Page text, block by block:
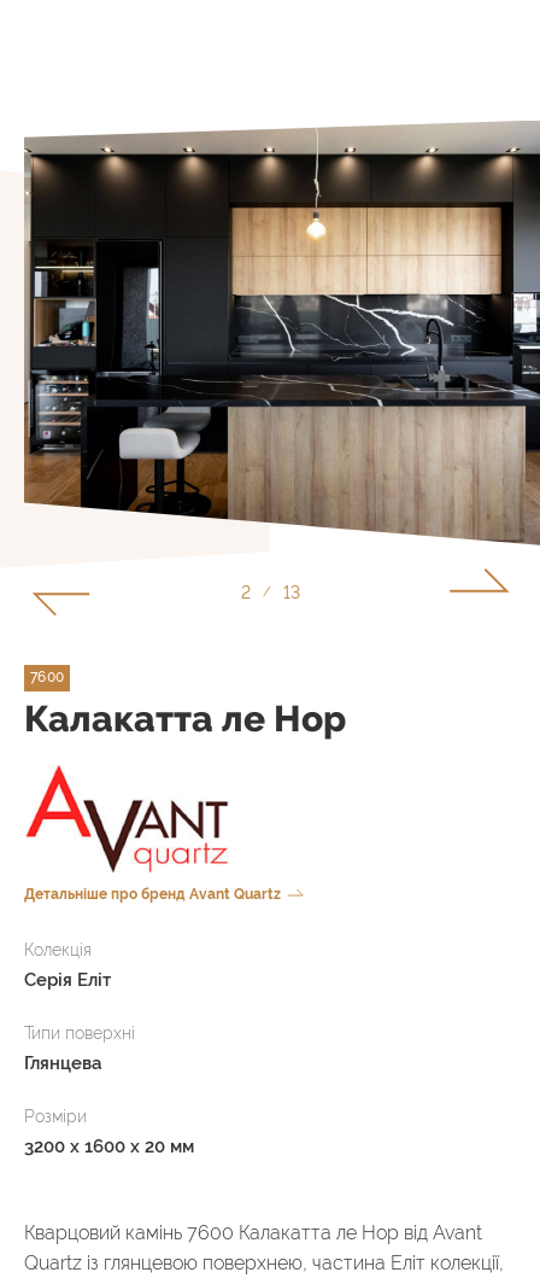
2 / 13
7600
Калакатта ле Нор
Детальніше про бренд Avant Quartz
Колекція
Серія Еліт
Типи поверхні
Глянцева
Розміри
3200 x 1600 x 20 мм
Кварцовий камінь 7600 Калакатта ле Нор від Avant
Quartz із глянцевою поверхнею, частина Еліт колекції,